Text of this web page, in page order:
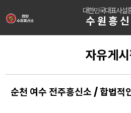
대한민국대표사설
수원흥
자유게
순천 여수 전주흥신소 / 합법적